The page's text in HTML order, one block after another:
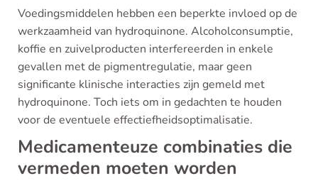
Voedingsmiddelen hebben een beperkte invloed op de
werkzaamheid van hydroquinone. Alcoholconsumptie,
koffie en zuivelproducten interfereerden in enkele
gevallen met de pigmentregulatie, maar geen
significante klinische interacties zijn gemeld met
hydroquinone. Toch iets om in gedachten te houden
voor de eventuele effectiefheidsoptimalisatie.
Medicamenteuze combinaties die
vermeden moeten worden